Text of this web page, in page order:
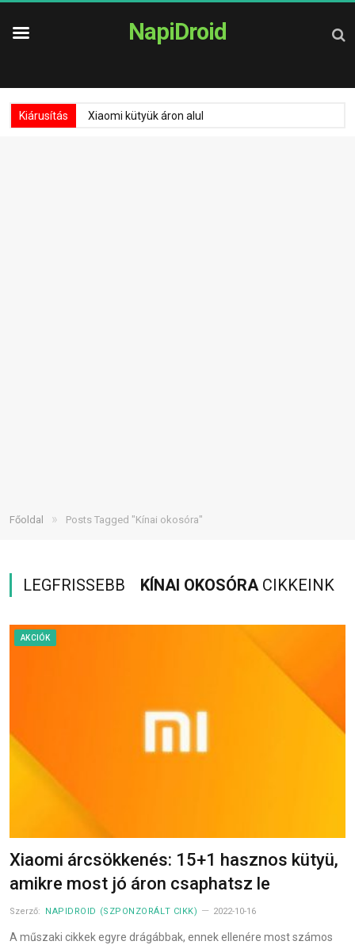
NapiDroid
Kiárusítás Xiaomi kütyük áron alul
Főoldal » Posts Tagged "Kínai okosóra"
LEGFRISSEBB KÍNAI OKOSÓRACIKKEINK
AKCIÓK
Xiaomi árcsökkenés: 15+1 hasznos kütyü,
amikre most jó áron csaphatsz le
Szerző: NAPIDROID (SZPONZORÁLT CIKK) 2022-10-16
A műszaki cikkek egyre drágábbak, ennek ellenére most számos